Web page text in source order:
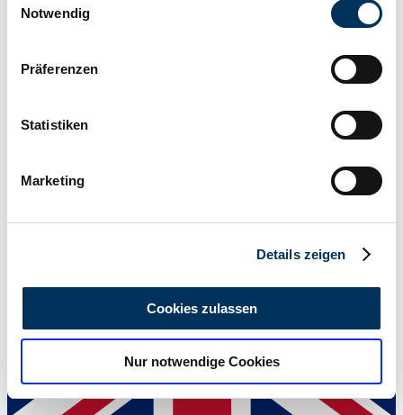
Trigger Symbol ändern oder widerrufen
Informationen über Ihre geografische Lage
können
bestimmten Merkmalen (Fingerprinting) identifizieren
Erfahren Sie mehr darüber, wie Ihre persönlichen Daten
analysieren. Außerdem geben wir Informationen zu Ihrer
Verwendung unserer Website an unsere Partner für
soziale Medien, Werbung und Analysen weiter. Unsere
Partner führen diese Informationen möglicherweise mit
Notwendig
Präferenzen
Statistiken
Marketing
Details zeigen
Cookies zulassen
Nur notwendige Cookies
Body style
Not provided